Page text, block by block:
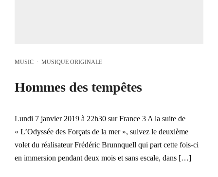
MUSIC · MUSIQUE ORIGINALE
Hommes des tempêtes
Lundi 7 janvier 2019 à 22h30 sur France 3 A la suite de
« L’Odyssée des Forçats de la mer », suivez le deuxième
volet du réalisateur Frédéric Brunnquell qui part cette fois-ci
en immersion pendant deux mois et sans escale, dans […]